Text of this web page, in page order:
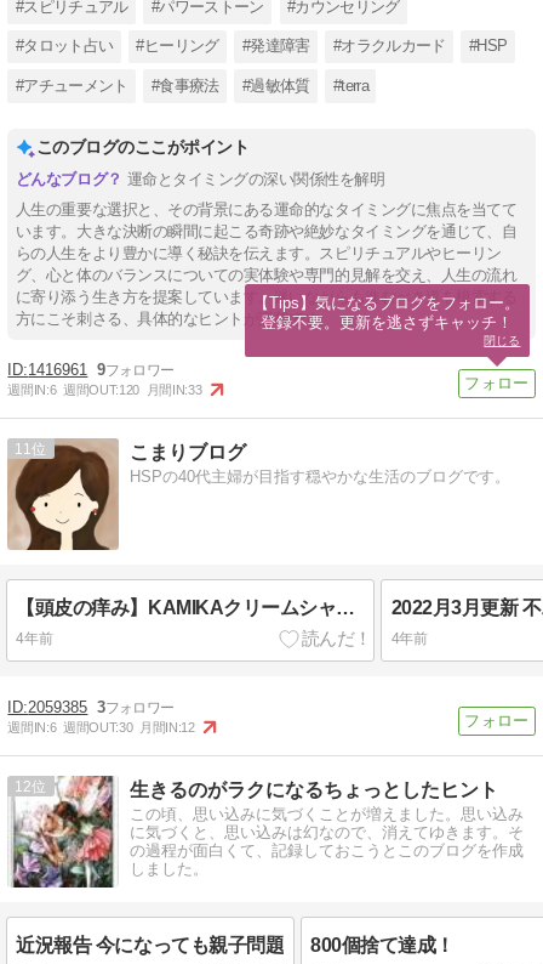
#スピリチュアル #パワーストーン #カウンセリング
#タロット占い #ヒーリング #発達障害 #オラクルカード #HSP
#アチューメント #食事療法 #過敏体質 #terra
このブログのここがポイント
運命とタイミングの深い関係性を解明
人生の重要な選択と、その背景にある運命的なタイミングに焦点を当てて
います。大きな決断の瞬間に起こる奇跡や絶妙なタイミングを通じて、自
らの人生をより豊かに導く秘訣を伝えます。スピリチュアルやヒーリン
グ、心と体のバランスについての実体験や専門的見解を交え、人生の流れ
に寄り添う生き方を提案しています。迷いながらも進むべき道を模索する
方にこそ刺さる、具体的なヒントが満載です。
1416961 9
週間IN:6 週間OUT:120 月間IN:33
11 こまりブログ
HSPの40代主婦が目指す穏やかな生活のブログです。
【頭皮の痒み】KAMIKAクリームシャンプーを実際に使って
4年前 4年前
2059385 3
週間IN:6 週間OUT:30 月間IN:12
12 生きるのがラクになるちょっとしたヒント
この頃、思い込みに気づくことが増えました。思い込み
に気づくと、思い込みは幻なので、消えてゆきます。そ
の過程が面白くて、記録しておこうとこのブログを作成
しました。
近況報告 今になっても親子問題 800個捨て達成！
【Tips】気になるブログをフォロー。
登録不要。更新を逃さずキャッチ！
閉じる